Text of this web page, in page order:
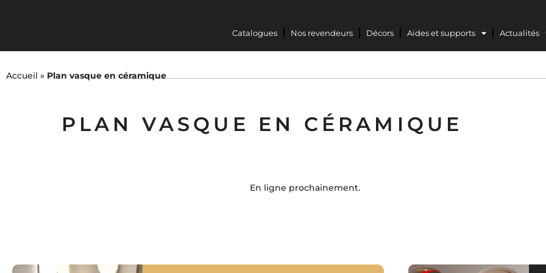
Catalogues Nos revendeurs Décors Aides et supports Actualités
Accueil » Plan vasque en céramique
PLAN VASQUE EN CÉRAMIQUE
En ligne prochainement.